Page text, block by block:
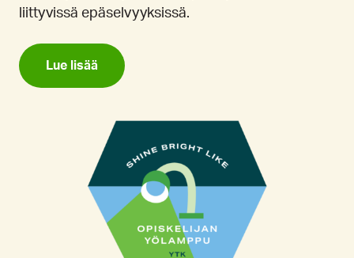
liittyvissä epäselvyyksissä.
Lue lisää